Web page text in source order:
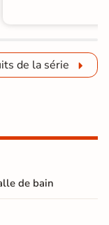
de la série
de bain